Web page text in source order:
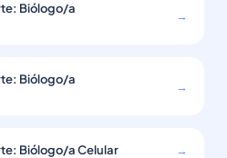
Biólogo/a
→
Biólogo/a
→
Biólogo/a Celular →